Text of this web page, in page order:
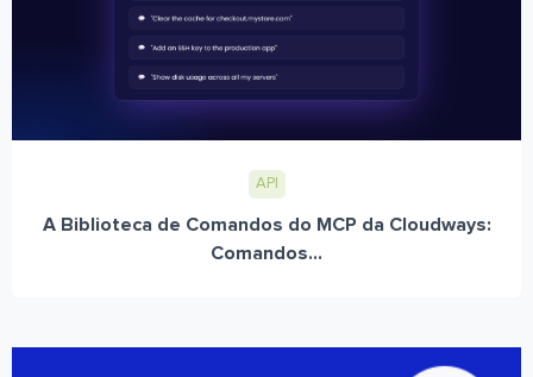
API
A Biblioteca de Comandos do MCP da Cloudways:
Comandos...